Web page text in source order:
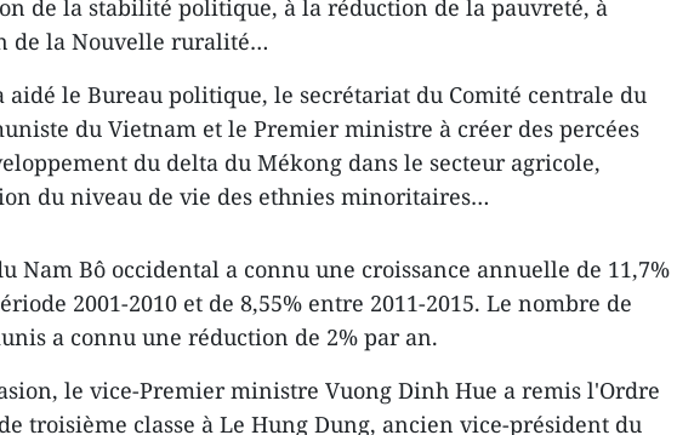
de la stabilité politique, à la réduction de la pauvreté, à
de la Nouvelle ruralité…
aidé le Bureau politique, le secrétariat du Comité centrale du
du Vietnam et le Premier ministre à créer des percées
du delta du Mékong dans le secteur agricole,
du niveau de vie des ethnies minoritaires…
Nam Bô occidental a connu une croissance annuelle de 11,7%
2001-2010 et de 8,55% entre 2011-2015. Le nombre de
a connu une réduction de 2% par an.
le vice-Premier ministre Vuong Dinh Hue a remis l'Ordre
troisième classe à Le Hung Dung, ancien vice-président du